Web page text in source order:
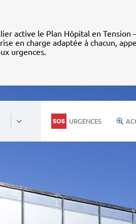
active le Plan Hôpital en Tension
en charge adaptée à chacun,
urgences.
URGENCES